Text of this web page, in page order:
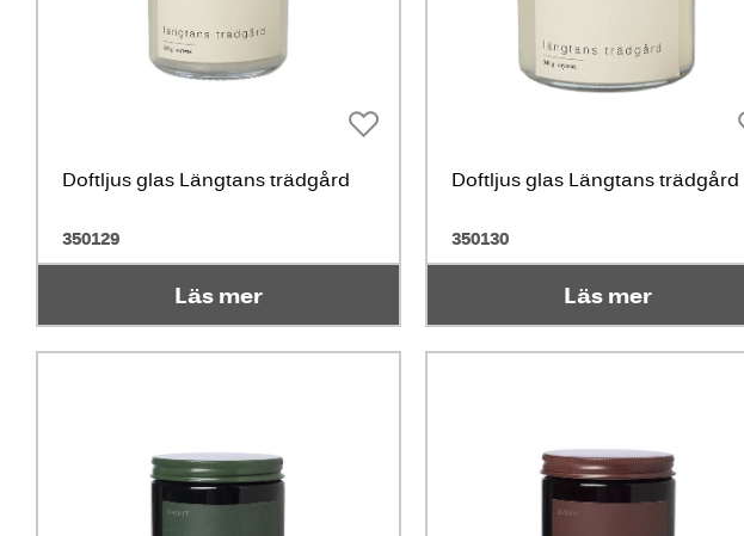
Doftljus glas Längtans trädgård
350129
Läs mer
Doftljus glas Längtans trädgård
350130
Läs mer